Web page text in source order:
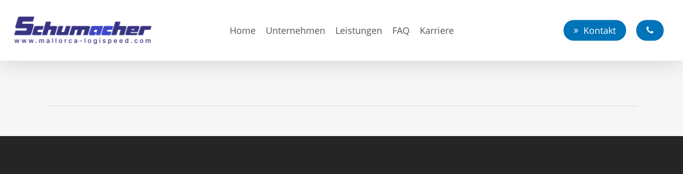
main
Home Unternehmen Leistungen FAQ Karriere Kontakt